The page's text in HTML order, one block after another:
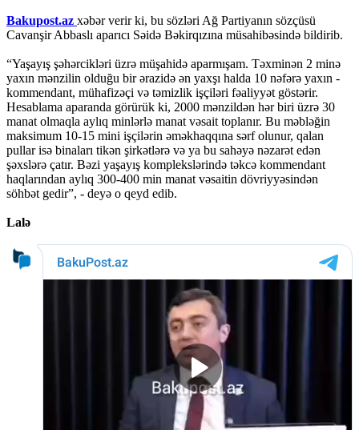
Bakupost.az xəbər verir ki, bu sözləri Ağ Partiyanın sözçüsü
Cavanşir Abbaslı aparıcı Səidə Bəkirqızına müsahibəsində bildirib.
“Yaşayış şəhərcikləri üzrə müşahidə aparmışam. Təxminən 2 minə
yaxın mənzilin olduğu bir ərazidə ən yaxşı halda 10 nəfərə yaxın -
kommendant, mühafizəçi və təmizlik işçiləri fəaliyyət göstərir.
Hesablama aparanda görürük ki, 2000 mənzildən hər biri üzrə 30
manat olmaqla aylıq minlərlə manat vəsait toplanır. Bu məbləğin
maksimum 10-15 mini işçilərin əməkhaqqına sərf olunur, qalan
pullar isə binaları tikən şirkətlərə və ya bu sahəyə nəzarət edən
şəxslərə çatır. Bəzi yaşayış komplekslərində təkcə kommendant
haqlarından aylıq 300-400 min manat vəsaitin dövriyyəsindən
söhbət gedir”, - deyə o qeyd edib.
Lalə